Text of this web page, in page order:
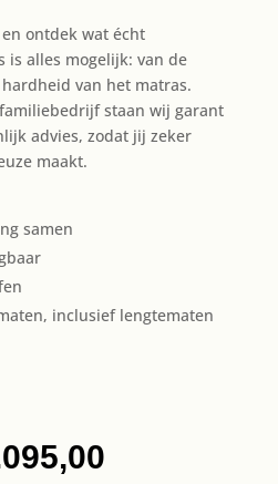
ontdek wat écht
is alles mogelijk: van de
van het matras.
staan wij garant
advies, zodat jij zeker
maakt.
samen
inclusief lengtematen